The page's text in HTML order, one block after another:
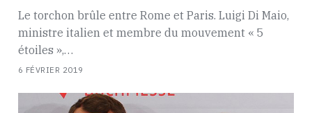
Le torchon brûle entre Rome et Paris. Luigi Di Maio,
ministre italien et membre du mouvement « 5
étoiles »,…
6 FÉVRIER 2019